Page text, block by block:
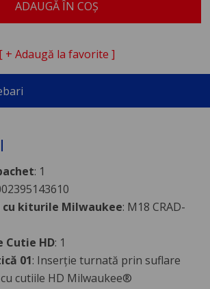
ADAUGĂ ÎN COȘ
[ + Adaugă la favorite ]
: 1
kiturile Milwaukee: M18 CRAD-
Cutie HD: 1
01: Inserție turnată prin suflare
cutiile HD Milwaukee®